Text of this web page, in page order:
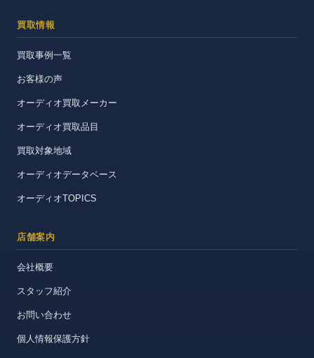
買取情報
買取事例一覧
お客様の声
オーディオ買取メーカー
オーディオ買取品目
買取対象地域
オーディオデータベース
オーディオTOPICS
店舗案内
会社概要
スタッフ紹介
お問い合わせ
個人情報保護方針